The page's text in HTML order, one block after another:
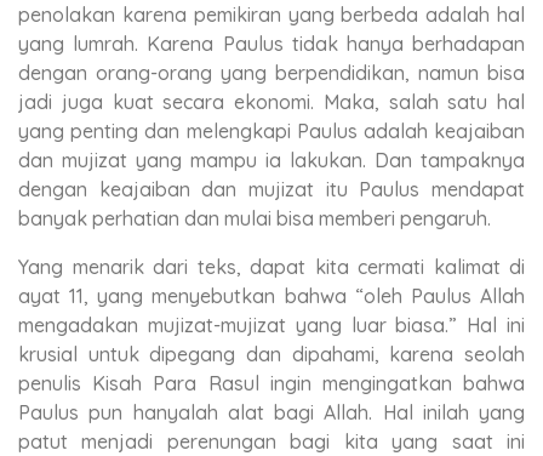
penolakan karena pemikiran yang berbeda adalah hal
yang lumrah. Karena Paulus tidak hanya berhadapan
dengan orang-orang yang berpendidikan, namun bisa
jadi juga kuat secara ekonomi. Maka, salah satu hal
yang penting dan melengkapi Paulus adalah keajaiban
dan mujizat yang mampu ia lakukan. Dan tampaknya
dengan keajaiban dan mujizat itu Paulus mendapat
banyak perhatian dan mulai bisa memberi pengaruh.
Yang menarik dari teks, dapat kita cermati kalimat di
ayat 11, yang menyebutkan bahwa “oleh Paulus Allah
mengadakan mujizat-mujizat yang luar biasa.” Hal ini
krusial untuk dipegang dan dipahami, karena seolah
penulis Kisah Para Rasul ingin mengingatkan bahwa
Paulus pun hanyalah alat bagi Allah. Hal inilah yang
patut menjadi perenungan bagi kita yang saat ini